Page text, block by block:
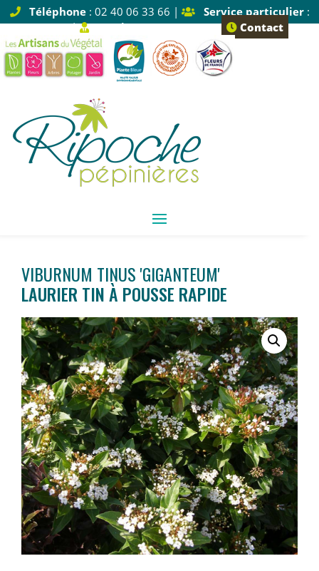
Téléphone: 02 40 06 33 66 | Service particulier:
Tapez 1 |
Service pro: Tapez 2 Contact
VIBURNUM TINUS 'GIGANTEUM'
LAURIER TIN À POUSSE RAPIDE